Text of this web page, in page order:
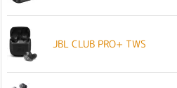
JBL CLUB PRO+ TWS